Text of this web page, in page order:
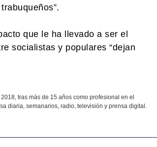
que le ha llevado a ser el
socialistas y populares “dejan
tras más de 15 años como profesional en el
diaria, semanarios, radio, televisión y prensa digital.